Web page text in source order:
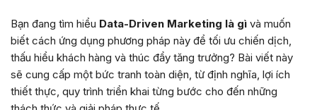
Bạn đang tìm hiểu Data-Driven Marketing là gì và muốn
biết cách ứng dụng phương pháp này để tối ưu chiến dịch,
thấu hiểu khách hàng và thúc đẩy tăng trưởng? Bài viết này
sẽ cung cấp một bức tranh toàn diện, từ định nghĩa, lợi ích
thiết thực, quy trình triển khai từng bước cho đến những